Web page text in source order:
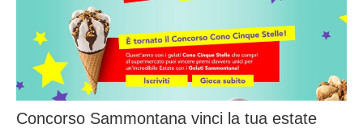
Concorso Sammontana vinci la tua estate